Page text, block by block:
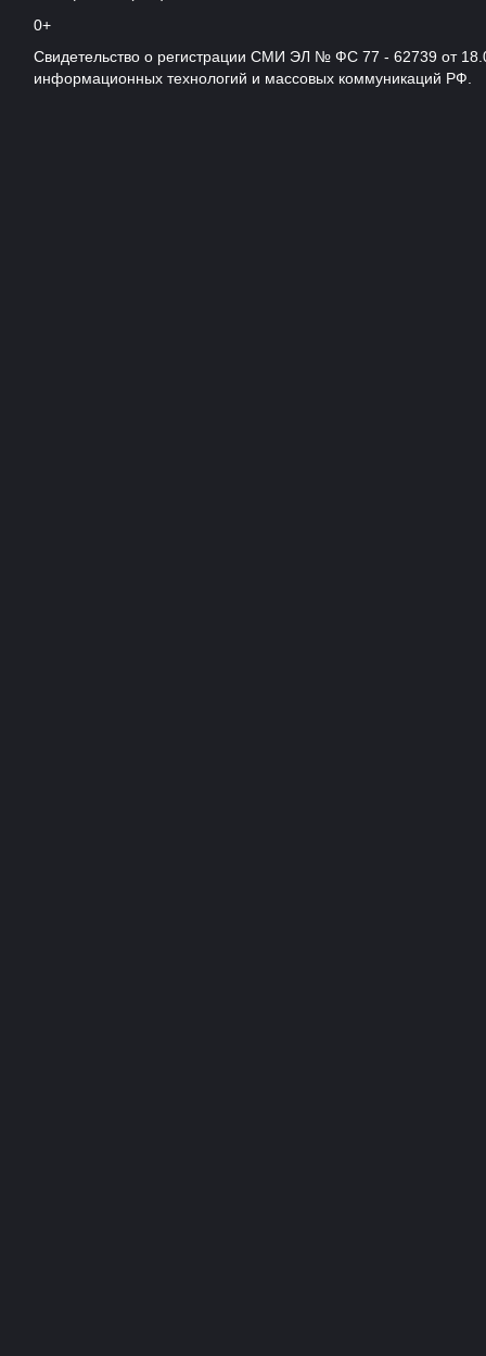
0+
Свидетельство о регистрации СМИ ЭЛ № ФС 77 - 62739 от
информационных технологий и массовых коммуникаций РФ.